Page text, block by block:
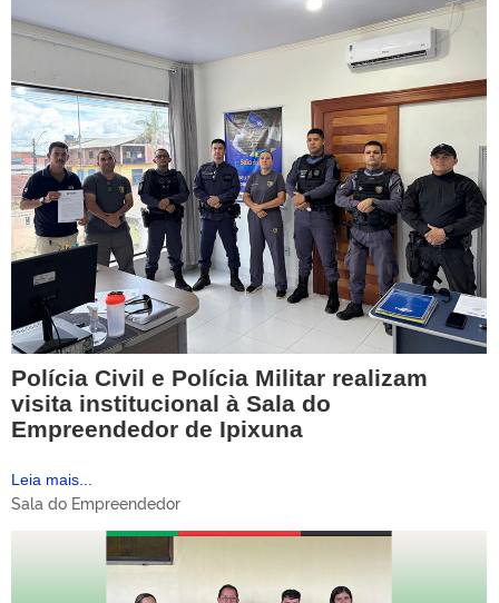
Polícia Civil e Polícia Militar realizam
visita institucional à Sala do
Empreendedor de Ipixuna
Leia mais...
Sala do Empreendedor